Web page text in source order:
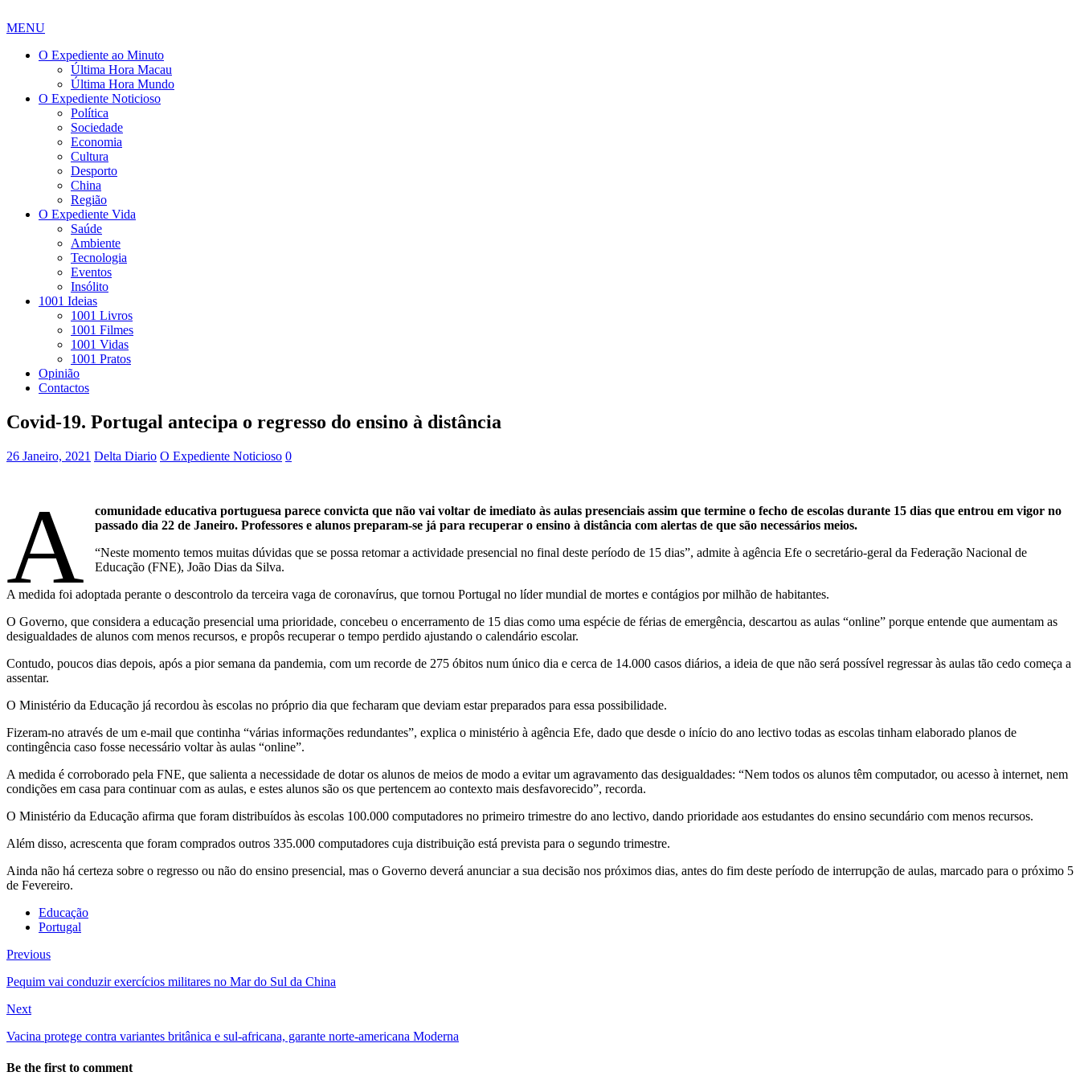
MENU
O Expediente ao Minuto
Última Hora Macau
Última Hora Mundo
O Expediente Noticioso
Política
Sociedade
Economia
Cultura
Desporto
China
Região
O Expediente Vida
Saúde
Ambiente
Tecnologia
Eventos
Insólito
1001 Ideias
1001 Livros
1001 Filmes
1001 Vidas
1001 Pratos
Opinião
Contactos
Covid-19. Portugal antecipa o regresso do ensino à distância
26 Janeiro, 2021 Delta Diario O Expediente Noticioso 0
A
comunidade educativa portuguesa parece convicta que não vai voltar de imediato às aulas presenciais assim que termine o fecho de escolas durante 15 dias que entrou em vigor no
passado dia 22 de Janeiro. Professores e alunos preparam-se já para recuperar o ensino à distância com alertas de que são necessários meios.
“Neste momento temos muitas dúvidas que se possa retomar a actividade presencial no final deste período de 15 dias”, admite à agência Efe o secretário-geral da Federação Nacional de
Educação (FNE), João Dias da Silva.
A medida foi adoptada perante o descontrolo da terceira vaga de coronavírus, que tornou Portugal no líder mundial de mortes e contágios por milhão de habitantes.
O Governo, que considera a educação presencial uma prioridade, concebeu o encerramento de 15 dias como uma espécie de férias de emergência, descartou as aulas “online” porque entende que aumentam as
desigualdades de alunos com menos recursos, e propôs recuperar o tempo perdido ajustando o calendário escolar.
Contudo, poucos dias depois, após a pior semana da pandemia, com um recorde de 275 óbitos num único dia e cerca de 14.000 casos diários, a ideia de que não será possível regressar às aulas tão cedo começa a
assentar.
O Ministério da Educação já recordou às escolas no próprio dia que fecharam que deviam estar preparados para essa possibilidade.
Fizeram-no através de um e-mail que continha “várias informações redundantes”, explica o ministério à agência Efe, dado que desde o início do ano lectivo todas as escolas tinham elaborado planos de
contingência caso fosse necessário voltar às aulas “online”.
A medida é corroborado pela FNE, que salienta a necessidade de dotar os alunos de meios de modo a evitar um agravamento das desigualdades: “Nem todos os alunos têm computador, ou acesso à internet, nem
condições em casa para continuar com as aulas, e estes alunos são os que pertencem ao contexto mais desfavorecido”, recorda.
O Ministério da Educação afirma que foram distribuídos às escolas 100.000 computadores no primeiro trimestre do ano lectivo, dando prioridade aos estudantes do ensino secundário com menos recursos.
Além disso, acrescenta que foram comprados outros 335.000 computadores cuja distribuição está prevista para o segundo trimestre.
Ainda não há certeza sobre o regresso ou não do ensino presencial, mas o Governo deverá anunciar a sua decisão nos próximos dias, antes do fim deste período de interrupção de aulas, marcado para o próximo 5
de Fevereiro.
Educação
Portugal
Previous
Pequim vai conduzir exercícios militares no Mar do Sul da China
Next
Vacina protege contra variantes britânica e sul-africana, garante norte-americana Moderna
Be the first to comment